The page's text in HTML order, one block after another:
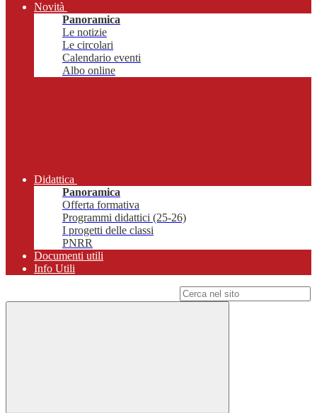
Novità
Panoramica
Le notizie
Le circolari
Calendario eventi
Albo online
Didattica
Panoramica
Offerta formativa
Programmi didattici (25-26)
I progetti delle classi
PNRR
Documenti utili
Info Utili